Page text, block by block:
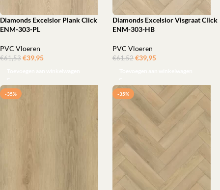
Diamonds Excelsior Plank Click
ENM-303-PL
PVC Vloeren
€61,53 €39,95
Diamonds Excelsior Visgraat Click
ENM-303-HB
PVC Vloeren
€61,52 €39,95
-35% -35%